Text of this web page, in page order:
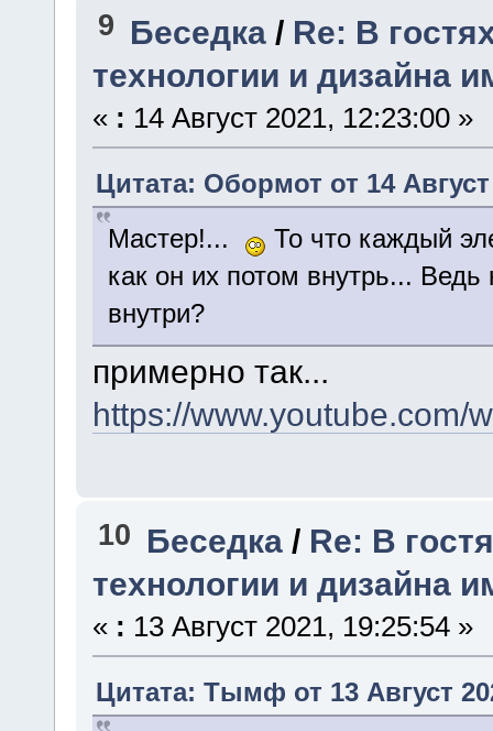
9 Беседка / Re: В
технологии и дизайна
« : 14 Август 2021, 12:23:00 »
Цитата: Обормот от 14
Мастер!...
То что каждый
как он их потом внутрь...
внутри?
примерно так...
https://www.youtube.com/
10 Беседка / Re: В
технологии и дизайна
« : 13 Август 2021, 19:25:54 »
Цитата: Тымф от 13 Август